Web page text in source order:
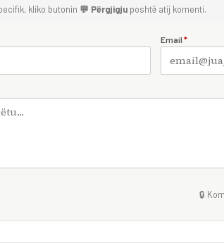
kliko butonin 💬 Përgjigju poshtë atij komenti.
Email *
🔒